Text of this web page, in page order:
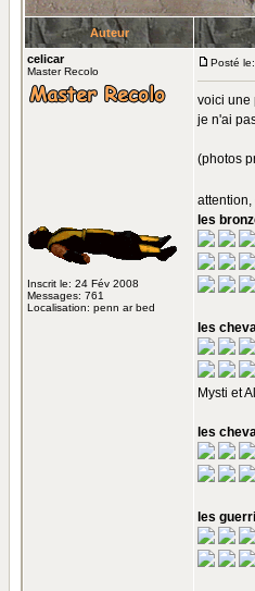
Auteur
celicar
Master Recolo
Inscrit le: 24 Fév 2008
Messages: 761
Localisation: penn ar bed
Posté
voici une
je n'ai
(photos
les
les
Mysti et
les
les